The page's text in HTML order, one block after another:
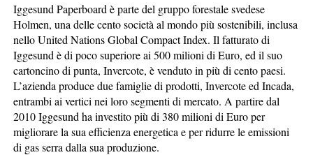
Iggesund Paperboard è parte del gruppo forestale svedese
Holmen, una delle cento società al mondo più sostenibili, inclusa
nello United Nations Global Compact Index. Il fatturato di
Iggesund è di poco superiore ai 500 milioni di Euro, ed il suo
cartoncino di punta, Invercote, è venduto in più di cento paesi.
L’azienda produce due famiglie di prodotti, Invercote ed Incada,
entrambi ai vertici nei loro segmenti di mercato. A partire dal
2010 Iggesund ha investito più di 380 milioni di Euro per
migliorare la sua efficienza energetica e per ridurre le emissioni
di gas serra dalla sua produzione.